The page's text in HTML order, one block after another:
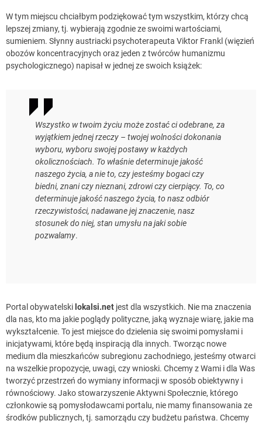
W tym miejscu chciałbym podziękować tym wszystkim, którzy chcą
lepszej zmiany, tj. wybierają zgodnie ze swoimi wartościami,
sumieniem. Słynny austriacki psychoterapeuta Viktor Frankl (więzień
obozów koncentracyjnych oraz jeden z twórców humanizmu
psychologicznego) napisał w jednej ze swoich książek:
Wszystko w twoim życiu może zostać ci odebrane, za
wyjątkiem jednej rzeczy – twojej wolności dokonania
wyboru, wyboru swojej postawy w każdych
okolicznościach. To właśnie determinuje jakość
naszego życia, a nie to, czy jesteśmy bogaci czy
biedni, znani czy nieznani, zdrowi czy cierpiący. To, co
determinuje jakość naszego życia, to nasz odbiór
rzeczywistości, nadawane jej znaczenie, nasz
stosunek do niej, stan umysłu na jaki sobie
pozwalamy.
Portal obywatelski lokalsi.net jest dla wszystkich. Nie ma znaczenia
dla nas, kto ma jakie poglądy polityczne, jaką wyznaje wiarę, jakie ma
wykształcenie. To jest miejsce do dzielenia się swoimi pomysłami i
inicjatywami, które będą inspiracją dla innych. Tworząc nowe
medium dla mieszkańców subregionu zachodniego, jesteśmy otwarci
na wszelkie propozycje, uwagi, czy wnioski. Chcemy z Wami i dla Was
tworzyć przestrzeń do wymiany informacji w sposób obiektywny i
równościowy. Jako stowarzyszenie Aktywni Społecznie, którego
członkowie są pomysłodawcami portalu, nie mamy finansowania ze
środków publicznych, tj. samorządu czy budżetu państwa. Chcemy